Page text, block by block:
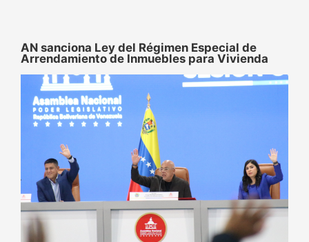
AN sanciona Ley del Régimen Especial de
Arrendamiento de Inmuebles para Vivienda